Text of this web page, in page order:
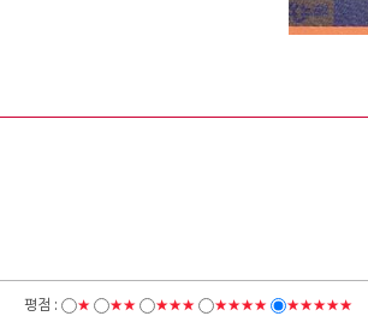
평점 : ★ ★★ ★★★ ★★★★
★★★★★